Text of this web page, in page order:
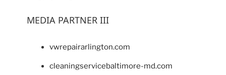
MEDIA PARTNER III
vwrepairarlington.com
cleaningservicebaltimore-md.com